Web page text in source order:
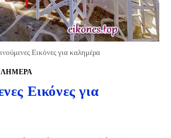
Εικόνες για καλημέρα
Εικόνες για